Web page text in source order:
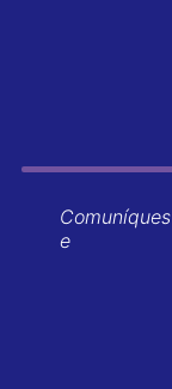
Comuníques
e